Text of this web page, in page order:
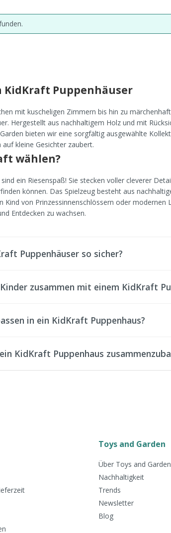
KidKraft Puppenhäuser
mit kuscheligen Zimmern bis hin zu
Hergestellt aus nachhaltigem Holz und mit
bieten wir eine sorgfältig ausgewählte
kleine Gesichter zaubert.
wählen?
ein Riesenspaß! Sie stecken voller cleverer
können. Das Spielzeug besteht aus
Kind von Prinzessinnenschlössern oder
Entdecken zu wachsen.
Puppenhäuser so sicher?
zusammen mit einem KidKraft
in ein KidKraft Puppenhaus?
KidKraft Puppenhaus
Toys and Garden
Über Toys and Garden
Nachhaltigkeit
Trends
Newsletter
Blog